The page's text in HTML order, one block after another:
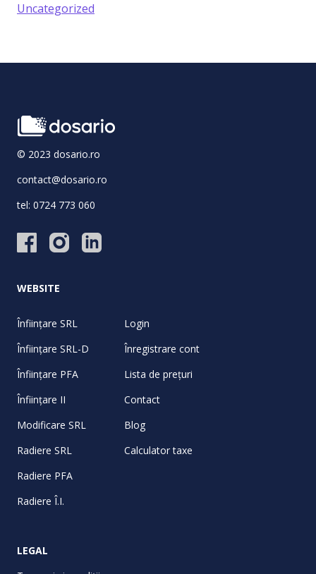
Uncategorized
© 2023 dosario.ro
contact@dosario.ro
tel: 0724 773 060
WEBSITE
Înființare SRL
Înființare SRL-D
Înființare PFA
Înființare II
Modificare SRL
Radiere SRL
Radiere PFA
Radiere Î.I.
Login
Înregistrare cont
Lista de prețuri
Contact
Blog
Calculator taxe
LEGAL